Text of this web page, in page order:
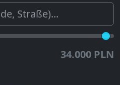
34.000 PLN